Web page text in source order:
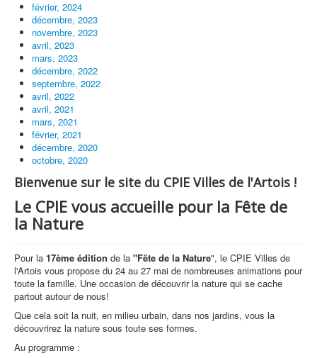
février, 2024
décembre, 2023
novembre, 2023
avril, 2023
mars, 2023
décembre, 2022
septembre, 2022
avril, 2022
avril, 2021
mars, 2021
février, 2021
décembre, 2020
octobre, 2020
Bienvenue sur le site du CPIE Villes de l'Artois !
Le CPIE vous accueille pour la Fête de
la Nature
Pour la 17ème édition de la "Fête de la Nature", le CPIE Villes de
l'Artois vous propose du 24 au 27 mai de nombreuses animations pour
toute la famille. Une occasion de découvrir la nature qui se cache
partout autour de nous!
Que cela soit la nuit, en milieu urbain, dans nos jardins, vous la
découvrirez la nature sous toute ses formes.
Au programme :